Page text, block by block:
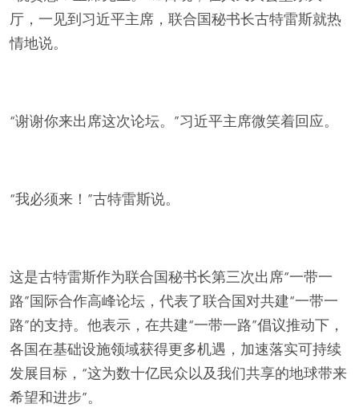
厅，一见到习近平主席，联合国秘书长古特雷斯就热
情地说。
“谢谢你来出席这次论坛。”习近平主席微笑着回应。
“我必须来！”古特雷斯说。
这是古特雷斯作为联合国秘书长第三次出席“一带一
路”国际合作高峰论坛，代表了联合国对共建“一带一
路”的支持。他表示，在共建“一带一路”倡议推动下，
各国在基础设施领域获得更多机遇，加速落实可持续
发展目标，“这为数十亿民众以及我们共享的地球带来
希望和进步”。